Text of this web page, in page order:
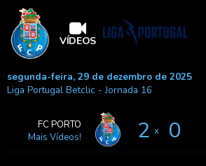
VÍDEOS
segunda-feira, 29 de dezembro de 2025
Liga Portugal Betclic - Jornada 16
FC PORTO
Mais Vídeos!
2 x 0